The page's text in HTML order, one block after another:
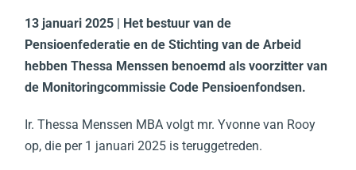
13 januari 2025 | Het bestuur van de
Pensioenfederatie en de Stichting van de Arbeid
hebben Thessa Menssen benoemd als voorzitter van
de Monitoringcommissie Code Pensioenfondsen.
Ir. Thessa Menssen MBA volgt mr. Yvonne van Rooy
op, die per 1 januari 2025 is teruggetreden.